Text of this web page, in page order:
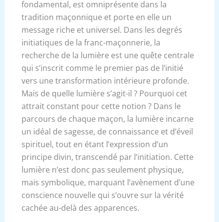
fondamental, est omniprésente dans la
tradition maçonnique et porte en elle un
message riche et universel. Dans les degrés
initiatiques de la franc-maçonnerie, la
recherche de la lumière est une quête centrale
qui s’inscrit comme le premier pas de l’initié
vers une transformation intérieure profonde.
Mais de quelle lumière s’agit-il ? Pourquoi cet
attrait constant pour cette notion ? Dans le
parcours de chaque maçon, la lumière incarne
un idéal de sagesse, de connaissance et d’éveil
spirituel, tout en étant l’expression d’un
principe divin, transcendé par l’initiation. Cette
lumière n’est donc pas seulement physique,
mais symbolique, marquant l’avènement d’une
conscience nouvelle qui s’ouvre sur la vérité
cachée au-delà des apparences.